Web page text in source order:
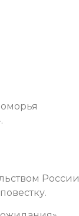
России